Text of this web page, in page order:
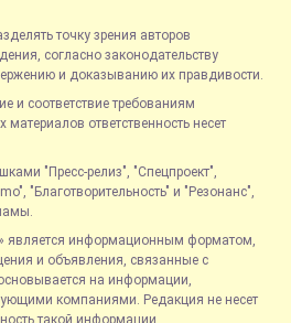
точку зрения авторов
согласно законодательству
и доказыванию их правдивости.
и соответствие требованиям
ответственность несет
"Пресс-релиз", "Спецпроект",
"Благотворительность" и "Резонанс",
является информационным форматом,
и объявления, связанные с
на информации,
компаниями. Редакция не несет